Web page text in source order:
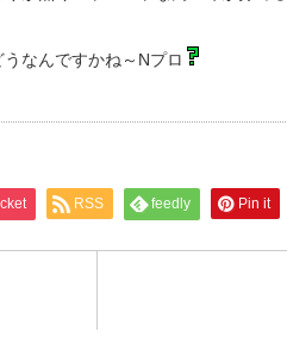
なんですかね～Nプロ
RSS feedly Pin it